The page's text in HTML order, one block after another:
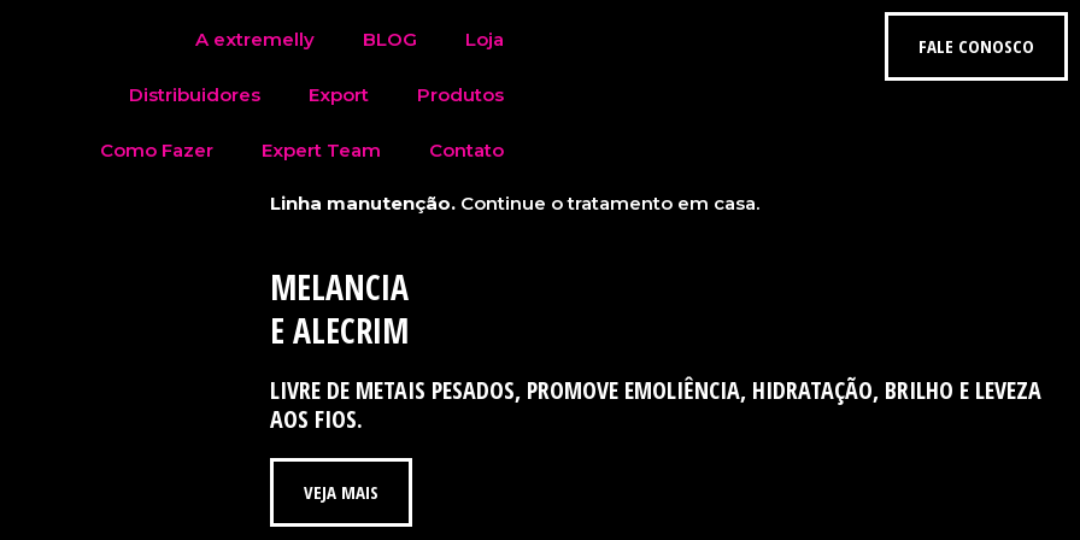
A extremelly BLOG Loja
Distribuidores Export Produtos
Como Fazer Expert Team Contato
FALE CONOSCO
Linha manutenção. Continue o tratamento em casa.
MELANCIA
E ALECRIM
LIVRE DE METAIS PESADOS, PROMOVE EMOLIÊNCIA, HIDRATAÇÃO, BRILHO E LEVEZA
AOS FIOS.
VEJA MAIS